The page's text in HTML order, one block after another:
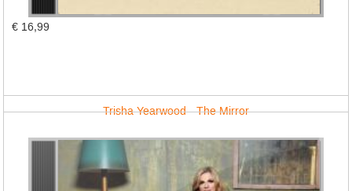
€ 16,99
Trisha Yearwood - The Mirror